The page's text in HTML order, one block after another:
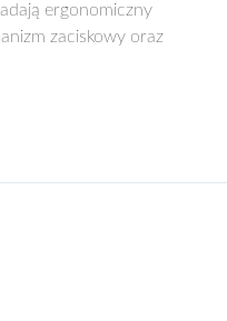
ergonomiczny
zaciskowy oraz